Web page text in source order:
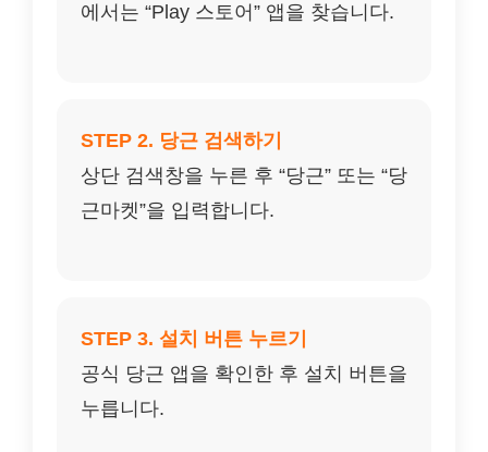
에서는 “Play 스토어” 앱을 찾습니다.
STEP 2. 당근 검색하기
상단 검색창을 누른 후 “당근” 또는 “당
근마켓”을 입력합니다.
STEP 3. 설치 버튼 누르기
공식 당근 앱을 확인한 후 설치 버튼을
누릅니다.